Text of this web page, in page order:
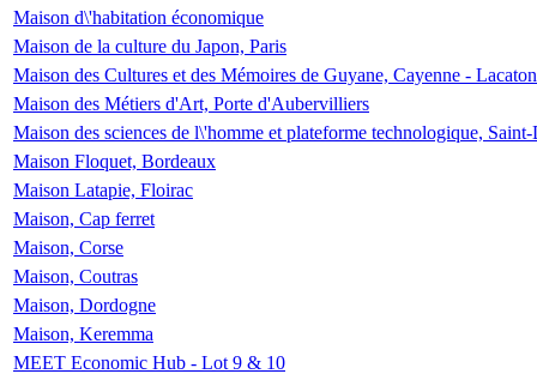
Maison d\'habitation économique
Maison de la culture du Japon, Paris
Maison des Cultures et des Mémoires de Guyane, Cayenne -
Maison des Métiers d'Art, Porte d'Aubervilliers
Maison des sciences de l\'homme et plateforme technologique,
Maison Floquet, Bordeaux
Maison Latapie, Floirac
Maison, Cap ferret
Maison, Corse
Maison, Coutras
Maison, Dordogne
Maison, Keremma
MEET Economic Hub - Lot 9 & 10